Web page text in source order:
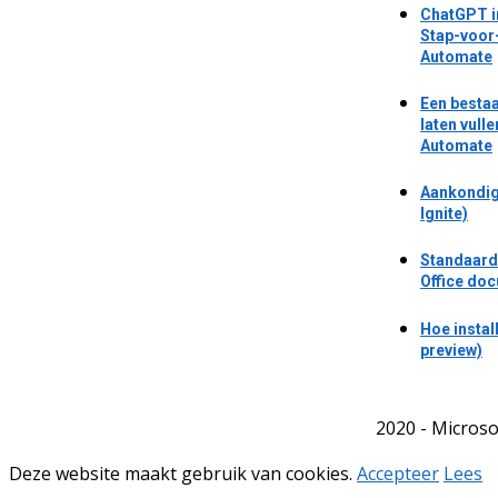
ChatGPT
Stap-
Automate
Een
laten
Automate
Ignite)
Office
Hoe
preview)
2020 -
Deze website maakt gebruik van cookies. Accepteer Lees